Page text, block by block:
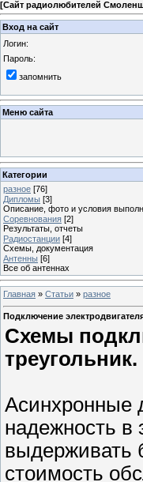
[Сайт радиолюбителей
Вход на сайт
Логин:
Пароль:
запомнить
Меню сайта
Категории
разное [76]
Дипломы [3]
Описание, фото и условия
Соревнования [2]
Результаты, отчеты
Радиостанции [4]
Схемы, документация
Антенны [6]
Все об антеннах
Главная » Статьи » разное
Подключение
Схемы
треугольник.
Асинхронные
надежность в
выдерживать
стоимость